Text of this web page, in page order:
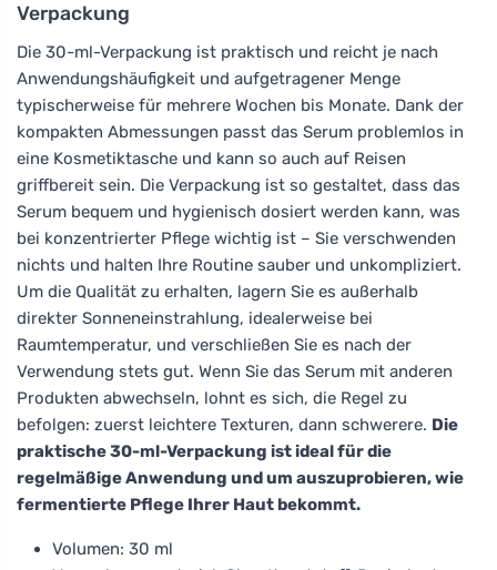
Verpackung
Die 30-ml-Verpackung ist praktisch und reicht je nach
Anwendungshäufigkeit und aufgetragener Menge
typischerweise für mehrere Wochen bis Monate. Dank der
kompakten Abmessungen passt das Serum problemlos in
eine Kosmetiktasche und kann so auch auf Reisen
griffbereit sein. Die Verpackung ist so gestaltet, dass das
Serum bequem und hygienisch dosiert werden kann, was
bei konzentrierter Pflege wichtig ist – Sie verschwenden
nichts und halten Ihre Routine sauber und unkompliziert.
Um die Qualität zu erhalten, lagern Sie es außerhalb
direkter Sonneneinstrahlung, idealerweise bei
Raumtemperatur, und verschließen Sie es nach der
Verwendung stets gut. Wenn Sie das Serum mit anderen
Produkten abwechseln, lohnt es sich, die Regel zu
befolgen: zuerst leichtere Texturen, dann schwerere. Die
praktische 30-ml-Verpackung ist ideal für die
regelmäßige Anwendung und um auszuprobieren, wie
fermentierte Pflege Ihrer Haut bekommt.
Volumen: 30 ml